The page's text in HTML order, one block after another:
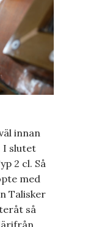
innan
I slutet
2 cl. Så
med
Talisker
så